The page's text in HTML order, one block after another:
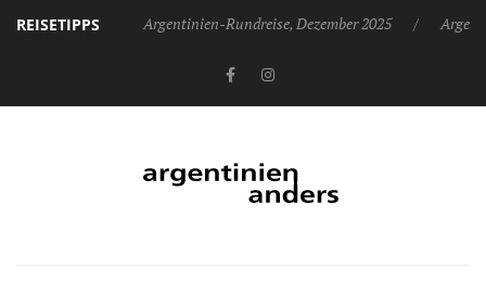
REISETIPPS Argentinien-Rundreise, Dezember 2025